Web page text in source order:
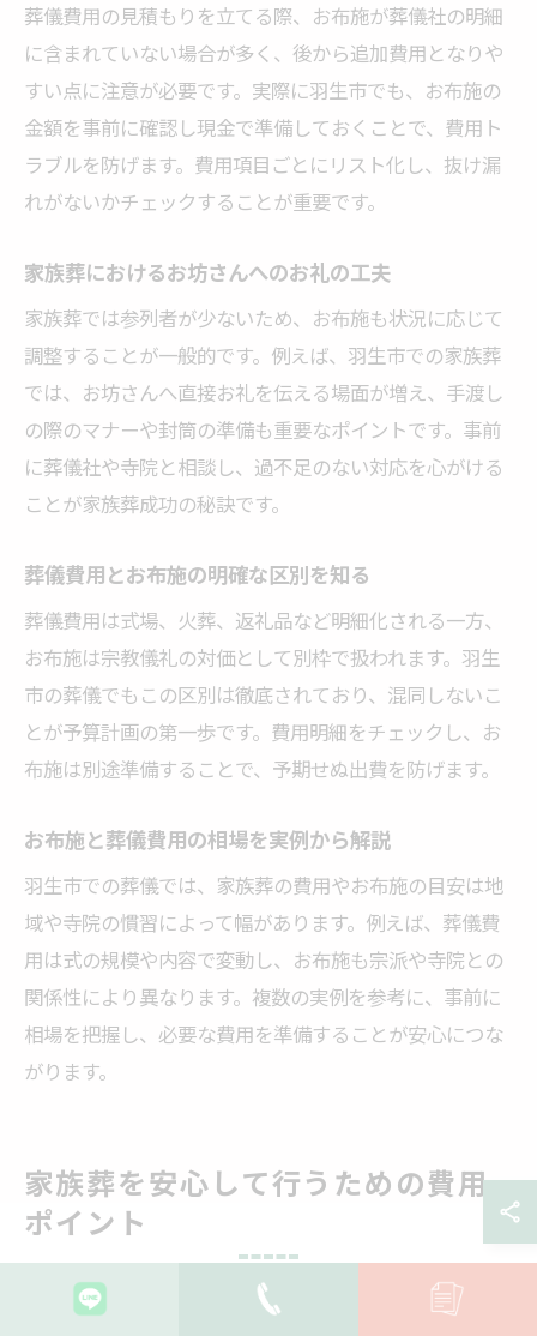
葬儀費用の見積もりを立てる際、お布施が葬儀社の明細
に含まれていない場合が多く、後から追加費用となりや
すい点に注意が必要です。実際に羽生市でも、お布施の
金額を事前に確認し現金で準備しておくことで、費用ト
ラブルを防げます。費用項目ごとにリスト化し、抜け漏
れがないかチェックすることが重要です。
家族葬におけるお坊さんへのお礼の工夫
家族葬では参列者が少ないため、お布施も状況に応じて
調整することが一般的です。例えば、羽生市での家族葬
では、お坊さんへ直接お礼を伝える場面が増え、手渡し
の際のマナーや封筒の準備も重要なポイントです。事前
に葬儀社や寺院と相談し、過不足のない対応を心がける
ことが家族葬成功の秘訣です。
葬儀費用とお布施の明確な区別を知る
葬儀費用は式場、火葬、返礼品など明細化される一方、
お布施は宗教儀礼の対価として別枠で扱われます。羽生
市の葬儀でもこの区別は徹底されており、混同しないこ
とが予算計画の第一歩です。費用明細をチェックし、お
布施は別途準備することで、予期せぬ出費を防げます。
お布施と葬儀費用の相場を実例から解説
羽生市での葬儀では、家族葬の費用やお布施の目安は地
域や寺院の慣習によって幅があります。例えば、葬儀費
用は式の規模や内容で変動し、お布施も宗派や寺院との
関係性により異なります。複数の実例を参考に、事前に
相場を把握し、必要な費用を準備することが安心につな
がります。
家族葬を安心して行うための費用
ポイント
家族葬で抑えておきたい葬儀費用の要点